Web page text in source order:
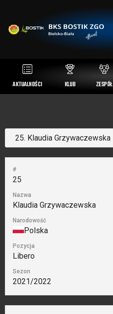
AKTUALNOŚCI KLUB ZESPÓŁ
#
25
Nazwa
Klaudia Grzywaczewska
Narodowość
Polska
Pozycja
Libero
Sezon
2021/2022